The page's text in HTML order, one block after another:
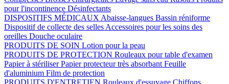
pour l'incontinence Désinfectants
DISPOSITIFS MÉDICAUX Abaisse-langues Bassin réniforme
Dispositif de collecte des selles Accessoires pour les soins des
oreilles Douche oculaire
PRODUITS DE SOIN Lotion pour la peau
PRODUITS DE PROTECTION Rouleaux pour table d'examen
Papier à stériliserPapier protecteur très absorbant Feuille
d'aluminium Film de protection